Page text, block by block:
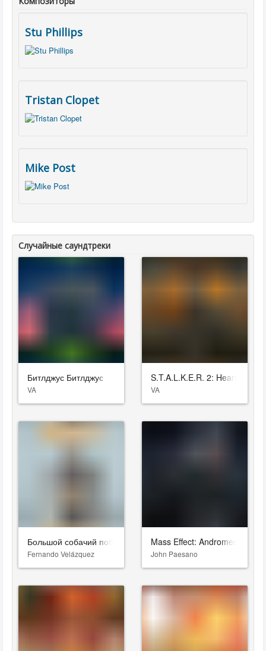
Stu Phillips
Tristan Clopet
Mike Post
Случайные саундтреки
Битлджус Битлджус
VA
S.T.A.L.K.E.R. 2: Heart of
VA
Большой собачий побег
Fernando Velázquez
Mass Effect: Andromeda
John Paesano